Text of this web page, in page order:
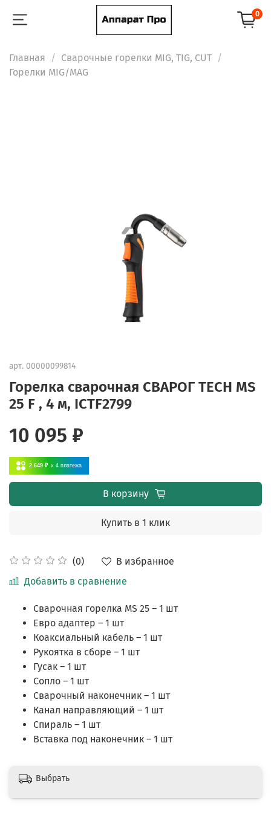
0
Главная
Сварочные горелки MIG, TIG, CUT
Горелки MIG/MAG
арт. 00000099814
Горелка сварочная СВАРОГ TECH MS
25 F , 4 м, ICTF2799
(0)
В избранное
Добавить в сравнение
10 095 ₽
2 649 ₽ x 4 платежа
В корзину
Купить в 1 клик
Сварочная горелка MS 25 – 1 шт
Евро адаптер – 1 шт
Коаксиальный кабель – 1 шт
Рукоятка в сборе – 1 шт
Гусак – 1 шт
Сопло – 1 шт
Сварочный наконечник – 1 шт
Канал направляющий – 1 шт
Спираль – 1 шт
Вставка под наконечник – 1 шт
Выбрать